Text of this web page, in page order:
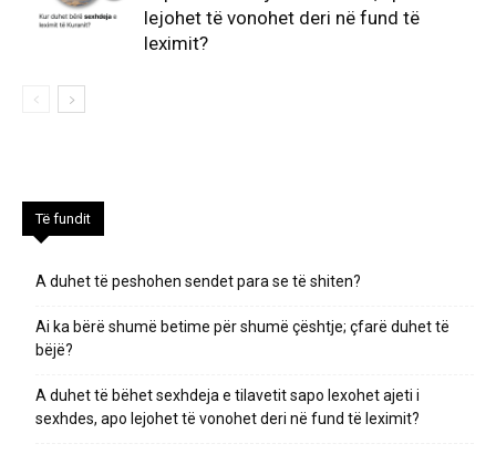
lejohet të vonohet deri në fund të
leximit?
Të fundit
A duhet të peshohen sendet para se të shiten?
Ai ka bërë shumë betime për shumë çështje; çfarë duhet të
bëjë?
A duhet të bëhet sexhdeja e tilavetit sapo lexohet ajeti i
sexhdes, apo lejohet të vonohet deri në fund të leximit?